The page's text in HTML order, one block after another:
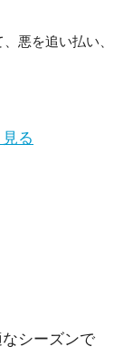
悪を追い払い、
る
シーズンで